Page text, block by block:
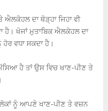
ਦਾ ਥੋੜ੍ਹਾ ਜਿਹਾ ਵੀ
ਹੈ। ਖੋਜਾਂ ਮੁਤਾਬਿਕ ਐਲਕੋਹਲ ਦਾ
ਵਧਾ ਸਕਦਾ ਹੈ।
ਹੈ ਤਾਂ ਉਸ ਵਿਚ ਖਾਣ-ਪੀਣ ਤੇ
ਨੂੰ ਆਪਣੇ ਖਾਣ-ਪੀਣ ਤੇ ਵਜ਼ਨ